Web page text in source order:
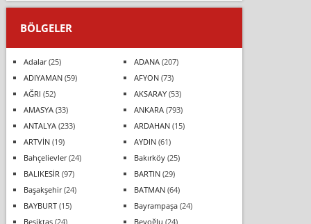
BÖLGELER
Adalar(25) ADANA(207)
ADIYAMAN(59) AFYON(73)
AĞRI (52) AKSARAY(53)
AMASYA(33) ANKARA(793)
ANTALYA(233) ARDAHAN(15)
ARTVİN(19) AYDIN(61)
Bahçelievler(24) Bakırköy(25)
BALIKESİR (97) BARTIN(29)
Başakşehir(24) BATMAN(64)
BAYBURT(15) Bayrampaşa(24)
Beşiktaş(24) Beyoğlu (24)